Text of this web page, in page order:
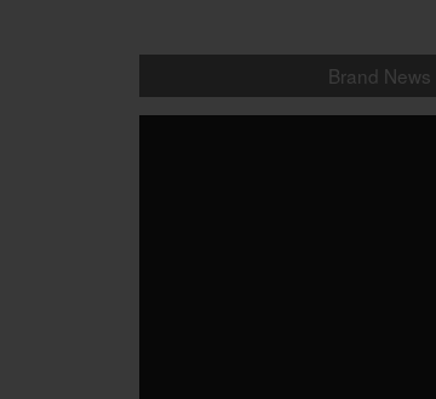
Brand News